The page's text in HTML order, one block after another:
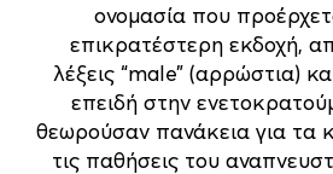
ονομασία που
επικρατέστερη εκδοχή,
λέξεις “male” (αρρώστια)
επειδή στην
θεωρούσαν πανάκεια για τα
τις παθήσεις του